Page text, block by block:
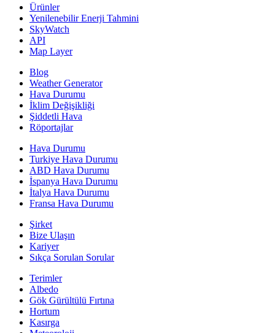
Ürünler
Yenilenebilir Enerji Tahmini
SkyWatch
API
Map Layer
Blog
Weather Generator
Hava Durumu
İklim Değişikliği
Şiddetli Hava
Röportajlar
Hava Durumu
Turkiye Hava Durumu
ABD Hava Durumu
İspanya Hava Durumu
İtalya Hava Durumu
Fransa Hava Durumu
Şirket
Bize Ulaşın
Kariyer
Sıkça Sorulan Sorular
Terimler
Albedo
Gök Gürültülü Fırtına
Hortum
Kasırga